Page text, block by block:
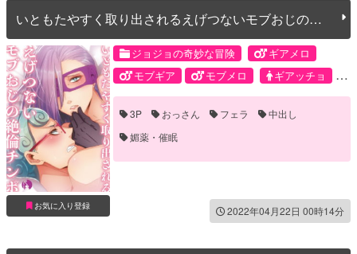
いともたやすく取り出されるえげつないモブおじの絶
お気に入り登録
ジョジョの奇妙な冒険
ギアメロ
モブギア
モブメロ
ギアッチョ
メローネ
モブ
3P おっさん フェラ
中出し
媚薬・催眠
2022年04月22日 00時14分